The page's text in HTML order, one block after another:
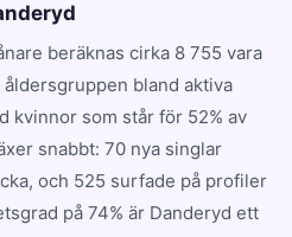
beräknas cirka 8 755 vara
bland aktiva
kvinnor som står för 52% av
snabbt: 70 nya singlar
och 525 surfade på profiler
på 74% är Danderyd ett